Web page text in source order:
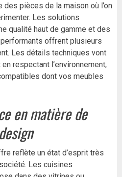
des pièces de la maison où l’on
Les solutions
qualité haut de gamme et des
offrent plusieurs
Les détails techniques vont
respectant l’environnement,
dont vos meubles
en matière de
reflète un état d’esprit très
Les cuisines